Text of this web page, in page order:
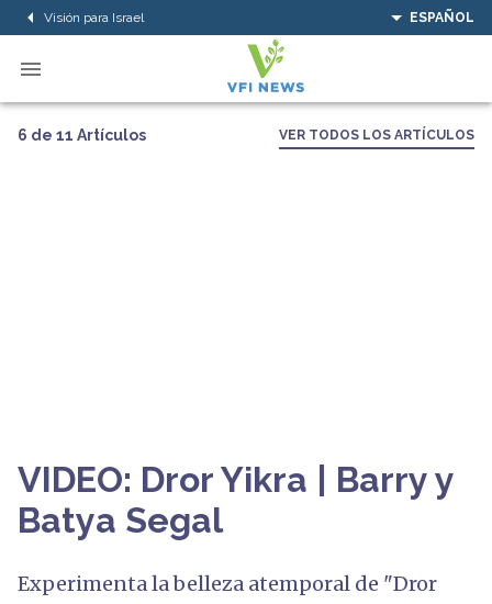
Visión para Israel ESPAÑOL
6 de 11 Artículos VER TODOS LOS ARTÍCULOS
VIDEO: Dror Yikra | Barry y
Batya Segal
Experimenta la belleza atemporal de "Dror